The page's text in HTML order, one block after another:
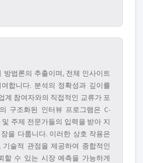
방법론의 추출이며, 전체 인사이트
합니다. 분석의 정확성과 깊이를
계 참여자와의 직접적인 교류가 포
구조화된 인터뷰 프로그램은 C-
주제 전문가들의 입력을 받아 지
을 다룹니다. 이러한 상호 작용은
기술적 관점을 제공하여 종합적인
할 수 있는 시장 예측을 가능하게